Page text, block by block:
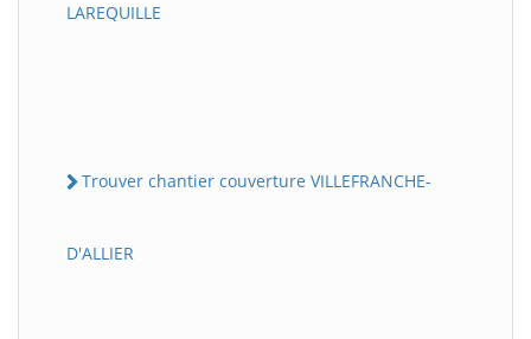
LAREQUILLE
Trouver chantier couverture VILLEFRANCHE-
D'ALLIER